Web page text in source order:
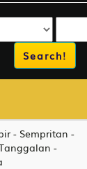
- Sempritan -
-